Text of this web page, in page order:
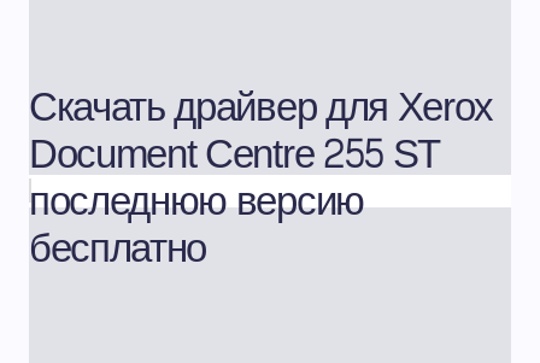
Скачать драйвер для Xerox
Document Centre 255 ST
последнюю версию
бесплатно